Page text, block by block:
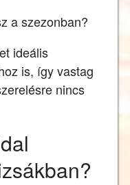
a szezonban?
ideális
is, így vastag
nincs